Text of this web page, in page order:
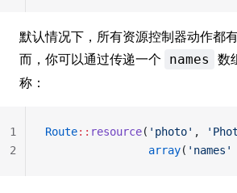
默认情况下，所有资源控制器动作都
而，你可以通过传递一个
names
数
称：
Route:: resource( 'photo' ,
				array
( 'names'
1
2